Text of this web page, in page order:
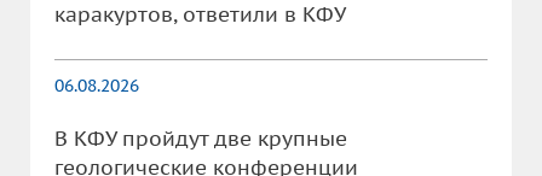
каракуртов, ответили в КФУ
06.08.2026
В КФУ пройдут две крупные
геологические конференции